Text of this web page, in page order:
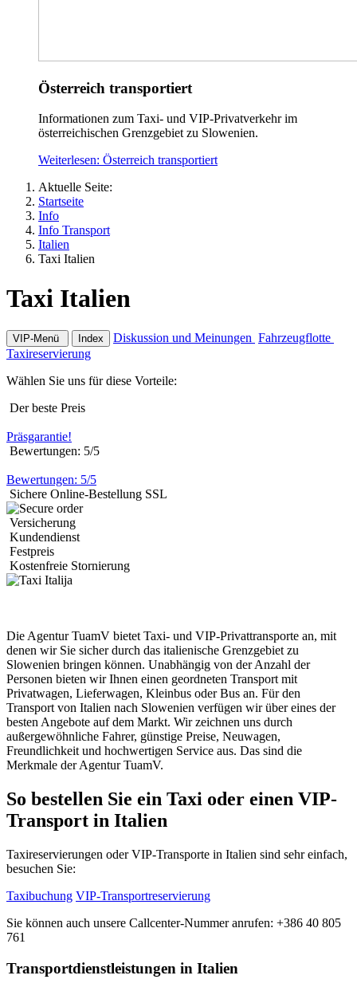
Österreich transportiert
Informationen zum Taxi- und VIP-Privatverkehr im
österreichischen Grenzgebiet zu Slowenien.
Weiterlesen: Österreich transportiert
Aktuelle Seite:
Startseite
Info
Info Transport
Italien
Taxi Italien
Taxi Italien
VIP-Menü Index Diskussion und Meinungen Fahrzeugflotte
Taxireservierung
Wählen Sie uns für diese Vorteile:
Der beste Preis
Präsgarantie!
Bewertungen: 5/5
Bewertungen: 5/5
Sichere Online-Bestellung SSL
Versicherung
Kundendienst
Festpreis
Kostenfreie Stornierung
Die Agentur TuamV bietet Taxi- und VIP-Privattransporte an, mit
denen wir Sie sicher durch das italienische Grenzgebiet zu
Slowenien bringen können. Unabhängig von der Anzahl der
Personen bieten wir Ihnen einen geordneten Transport mit
Privatwagen, Lieferwagen, Kleinbus oder Bus an. Für den
Transport von Italien nach Slowenien verfügen wir über eines der
besten Angebote auf dem Markt. Wir zeichnen uns durch
außergewöhnliche Fahrer, günstige Preise, Neuwagen,
Freundlichkeit und hochwertigen Service aus. Das sind die
Merkmale der Agentur TuamV.
So bestellen Sie ein Taxi oder einen VIP-
Transport in Italien
Taxireservierungen oder VIP-Transporte in Italien sind sehr einfach,
besuchen Sie:
Taxibuchung VIP-Transportreservierung
Sie können auch unsere Callcenter-Nummer anrufen: +386 40 805
761
Transportdienstleistungen in Italien